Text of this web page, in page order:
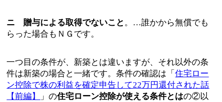
ニ 贈与による取得でないこと。…誰かから無償でも
らった場合もＮＧです。
一つ目の条件が、新築とは違いますが、それ以外の条
件は新築の場合と一緒です。条件の確認は「住宅ロー
ン控除で株の利益を確定申告して22万円還付された話
【前編】
」の住宅ローン控除が使える条件とはの②以